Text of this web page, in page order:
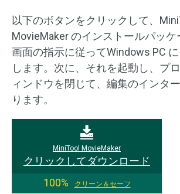
以下のボタンをクリックして、
MovieMaker のインストールパッケ
画面の指示に従ってWindows PC
します。次に、それを起動し、プ
ィンドウを閉じて、編集のインタ
ります。
MiniTool MovieMaker
クリックしてダウンロード
100%
クリーン＆セーフ